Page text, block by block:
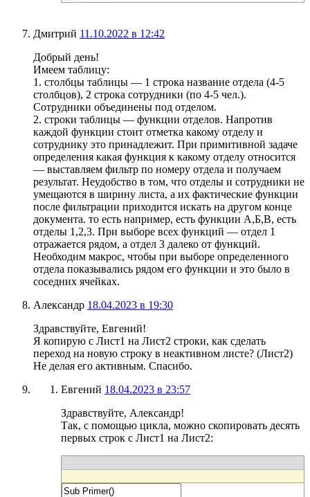
Дмитрий 11.10.2022 в 12:42
Добрый день!
Имеем таблицу:
1. столбцы таблицы — 1 строка название отдела (4-5
столбцов), 2 строка сотрудники (по 4-5 чел.).
Сотрудники объединены под отделом.
2. строки таблицы — функции отделов. Напротив
каждой функции стоит отметка какому отделу и
сотруднику это принадлежит. При примитивной задаче
определения какая функция к какому отделу относится
— выставляем фильтр по номеру отдела и получаем
результат. Неудобство в том, что отделы и сотрудники не
умещаются в ширину листа, а их фактические функции
после фильтрации приходится искать на другом конце
документа. то есть например, есть функции А,Б,В, есть
отделы 1,2,3. При выборе всех функций — отдел 1
отражается рядом, а отдел 3 далеко от функций.
Необходим макрос, чтобы при выборе определенного
отдела показывались рядом его функции и это было в
соседних ячейках.
Александр 18.04.2023 в 19:30
Здравствуйте, Евгений!
Я копирую с Лист1 на Лист2 строки, как сделать
переход на новую строку в неактивном листе? (Лист2)
Не делая его активным. Спасибо.
Евгений 18.04.2023 в 23:57
Здравствуйте, Александр!
Так, с помощью цикла, можно скопировать десять
первых строк с Лист1 на Лист2: